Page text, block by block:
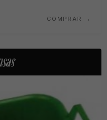
COMPRAR